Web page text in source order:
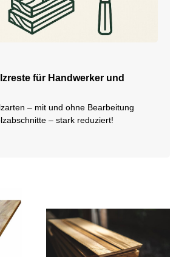
für Handwerker und
– mit und ohne Bearbeitung
– stark reduziert!